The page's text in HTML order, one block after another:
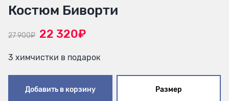
Костюм Биворти
27 900₽ 22 320₽
3 химчистки в подарок
Добавить в корзину Размер